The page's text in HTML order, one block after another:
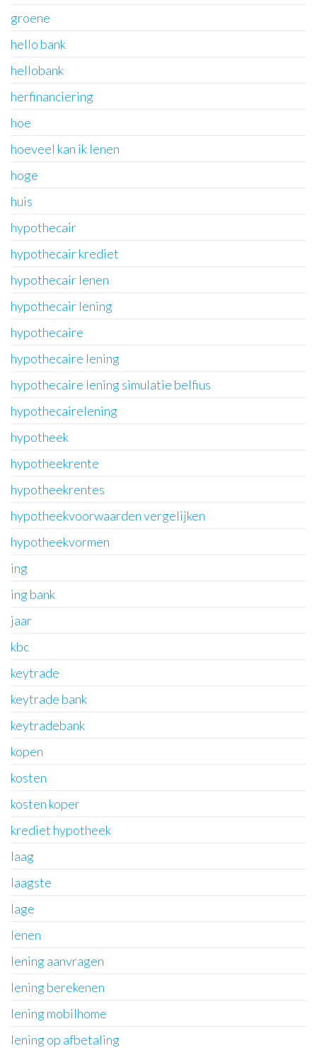
groene
hello bank
hellobank
herfinanciering
hoe
hoeveel kan ik lenen
hoge
huis
hypothecair
hypothecair krediet
hypothecair lenen
hypothecair lening
hypothecaire
hypothecaire lening
hypothecaire lening simulatie belfius
hypothecairelening
hypotheek
hypotheekrente
hypotheekrentes
hypotheekvoorwaarden vergelijken
hypotheekvormen
ing
ing bank
jaar
kbc
keytrade
keytrade bank
keytradebank
kopen
kosten
kosten koper
krediet hypotheek
laag
laagste
lage
lenen
lening aanvragen
lening berekenen
lening mobilhome
lening op afbetaling